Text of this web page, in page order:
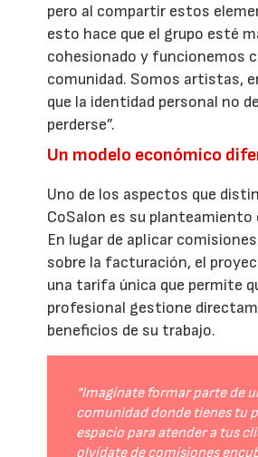
pero al compartir estos
esto hace que el grupo esté
cohesionado y funcionemos
comunidad. Somos artistas,
que la identidad personal no
perderse”.
Un modelo económico
Uno de los aspectos que
CoSalon es su planteamiento
En lugar de aplicar
sobre la facturación, el
una tarifa única que permite
profesional gestione
beneficios de su trabajo.
“Imagínate formar parte de
comunidad donde tienes tu
espacio para atender a tus
olvídate de comisiones